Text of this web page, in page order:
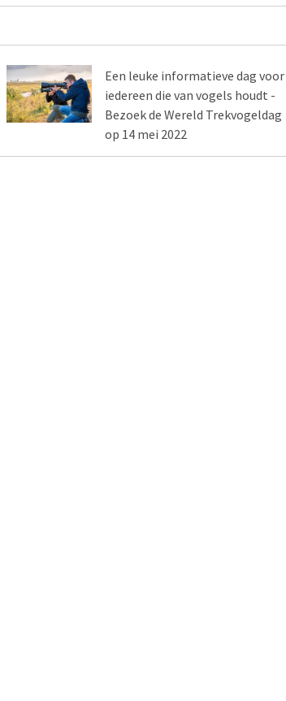
Een leuke informatieve dag voor
iedereen die van vogels houdt -
Bezoek de Wereld Trekvogeldag
op 14 mei 2022